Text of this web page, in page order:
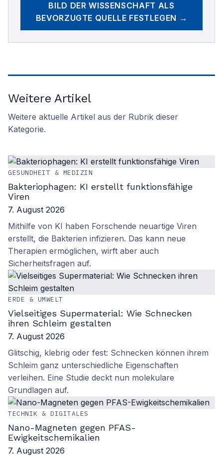
BILD DER WISSENSCHAFT ALS
BEVORZUGTE QUELLE FESTLEGEN →
Weitere Artikel
Weitere aktuelle Artikel aus der Rubrik dieser
Kategorie.
GESUNDHEIT & MEDIZIN
Bakteriophagen: KI erstellt funktionsfähige
Viren
7. August 2026
Mithilfe von KI haben Forschende neuartige Viren
erstellt, die Bakterien infizieren. Das kann neue
Therapien ermöglichen, wirft aber auch
Sicherheitsfragen auf.
ERDE & UMWELT
Vielseitiges Supermaterial: Wie Schnecken
ihren Schleim gestalten
7. August 2026
Glitschig, klebrig oder fest: Schnecken können ihrem
Schleim ganz unterschiedliche Eigenschaften
verleihen. Eine Studie deckt nun molekulare
Grundlagen auf.
TECHNIK & DIGITALES
Nano-Magneten gegen PFAS-
Ewigkeitschemikalien
7. August 2026